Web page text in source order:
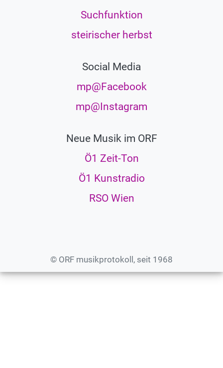
Suchfunktion
steirischer herbst
Social Media
mp@Facebook
mp@Instagram
Neue Musik im ORF
Ö1 Zeit-Ton
Ö1 Kunstradio
RSO Wien
© ORF musikprotokoll, seit 1968